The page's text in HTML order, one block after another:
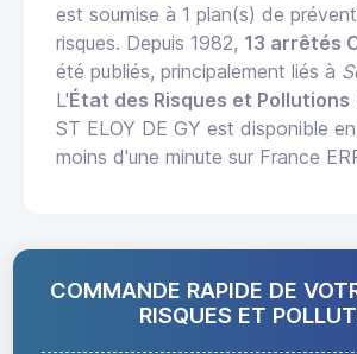
est soumise à 1 plan(s) de
risques. Depuis 1982, 13 arrêtés
été publiés, principalement liés à
L'État des Risques et Pollutions
ST ELOY DE GY est disponible
moins d'une minute sur France
COMMANDE RAPIDE DE
RISQUES ET